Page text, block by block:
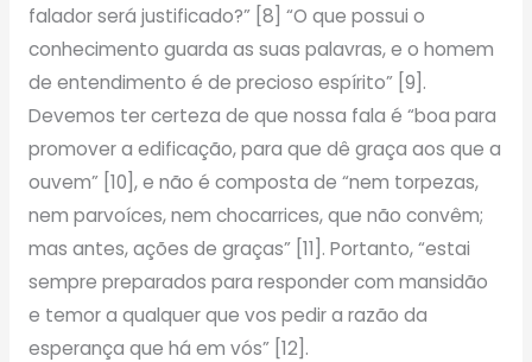
falador será justificado?” [8] “O que possui o
conhecimento guarda as suas palavras, e o homem
de entendimento é de precioso espírito” [9].
Devemos ter certeza de que nossa fala é “boa para
promover a edificação, para que dê graça aos que a
ouvem” [10], e não é composta de “nem torpezas,
nem parvoíces, nem chocarrices, que não convêm;
mas antes, ações de graças” [11]. Portanto, “estai
sempre preparados para responder com mansidão
e temor a qualquer que vos pedir a razão da
esperança que há em vós” [12].